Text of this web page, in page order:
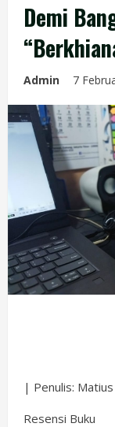
Demi
Admin 7
| Penulis:
Resensi Buku